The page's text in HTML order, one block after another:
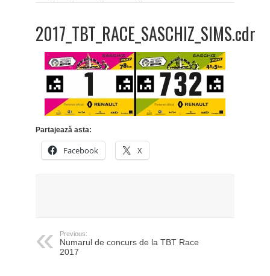
2017_TBT_RACE_SASCHIZ_SIMS.cdr
Partajează asta:
Facebook X
Previous:
Numarul de concurs de la TBT Race
2017